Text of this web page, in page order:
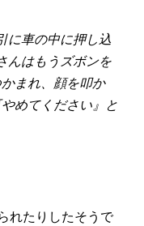
に車の中に押し込
んはもうズボンを
まれ、顔を叩か
めてください』と
れたりしたそうで